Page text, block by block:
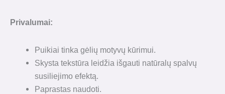
Privalumai:
Puikiai tinka gėlių motyvų kūrimui.
Skysta tekstūra leidžia išgauti natūralų spalvų
susiliejimo efektą.
Paprastas naudoti.